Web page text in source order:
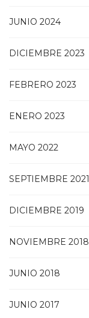
JUNIO 2024
DICIEMBRE 2023
FEBRERO 2023
ENERO 2023
MAYO 2022
SEPTIEMBRE 2021
DICIEMBRE 2019
NOVIEMBRE 2018
JUNIO 2018
JUNIO 2017